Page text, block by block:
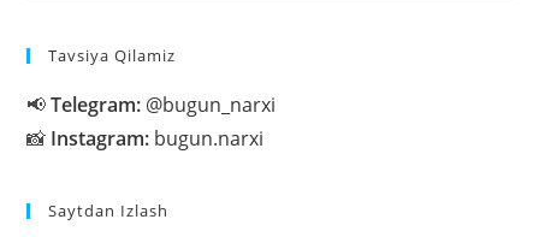
Tavsiya Qilamiz
📢Telegram: @bugun_narxi
📸 Instagram: bugun.narxi
Saytdan Izlash